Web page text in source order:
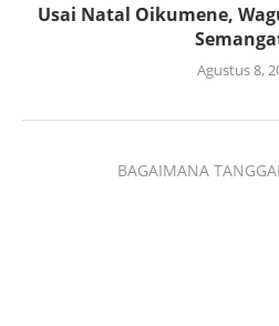
Usai Natal Oikumene,
Agustus 8,
BAGAIMANA